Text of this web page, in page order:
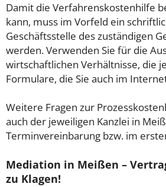
Damit die Verfahrenskostenhilfe
kann, muss im Vorfeld ein
Geschäftsstelle des zuständigen
werden. Verwenden Sie für die
wirtschaftlichen Verhältnisse, die
Formulare, die Sie auch im
Weitere Fragen zur
auch der jeweiligen Kanzlei in
Terminvereinbarung bzw. im
Mediation in Meißen –
zu Klagen!